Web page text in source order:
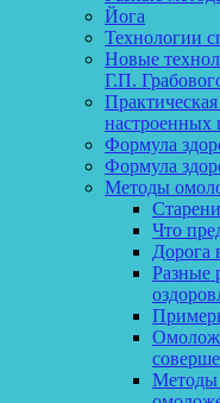
Йога
Технологии
Новые
Г.П.
настроенных
Формула
Формула
Методы
Что
Дорога
Разные
Методы